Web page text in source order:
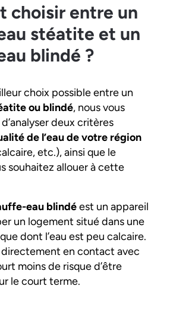
choisir entre un
stéatite et un
blindé ?
choix possible entre un
ou blindé, nous vous
deux critères
de l’eau de votre région
etc.), ainsi que le
souhaitez allouer à cette
eau blindéest un appareil
un logement situé dans une
dont l’eau est peu calcaire.
directement en contact avec
moins de risque d’être
le court terme.